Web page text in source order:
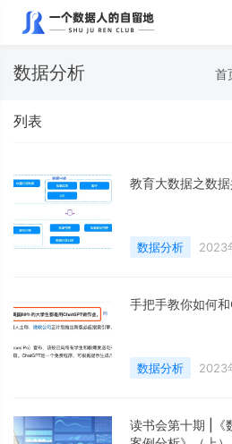
数据分析 首
列表
教育大数据之数
数据分析 2023
手把手教你如何
数据分析 2023
读书会第十期 |《